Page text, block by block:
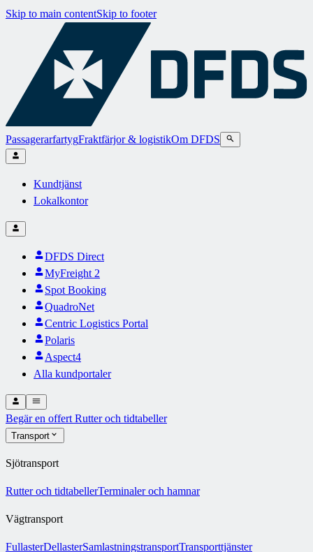
Skip to main contentSkip to footer
PassagerarfartygFraktfärjor & logistikOm DFDS
Kundtjänst
Lokalkontor
DFDS Direct
MyFreight 2
Spot Booking
QuadroNet
Centric Logistics Portal
Polaris
Aspect4
Alla kundportaler
Begär en offert Rutter och tidtabeller
Transport
Sjötransport
Rutter och tidtabellerTerminaler och hamnar
Vägtransport
FullasterDellasterSamlastningstransportTransporttjänster